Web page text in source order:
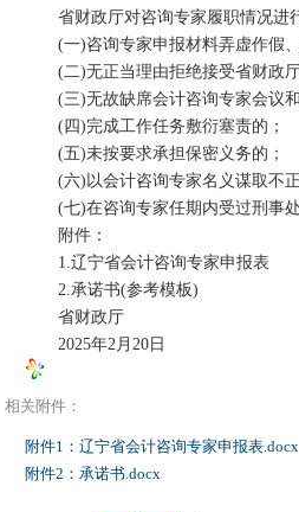
省财政厅对咨询专家履职情况进行
(一)咨询专家申报材料弄虚作假、
(二)无正当理由拒绝接受省财政厅
(三)无故缺席会计咨询专家会议和
(四)完成工作任务敷衍塞责的；
(五)未按要求承担保密义务的；
(六)以会计咨询专家名义谋取不正
(七)在咨询专家任期内受过刑事处
附件：
1.辽宁省会计咨询专家申报表
2.承诺书(参考模板)
省财政厅
2025年2月20日
相关附件：
附件1：辽宁省会计咨询专家申报表.docx
附件2：承诺书.docx